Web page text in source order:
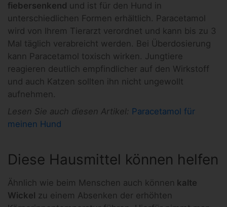
fiebersenkend und ist für den Hund in
unterschiedlichen Formen erhältlich. Paracetamol
wird von Ihrem Tierarzt verordnet und kann bis zu 3
Mal täglich verabreicht werden. Bei Überdosierung
kann Paracetamol toxisch wirken. Jungtiere
reagieren deutlich empfindlicher auf den Wirkstoff
und auch Katzen sollten ihn nicht ungewollt
aufnehmen.
Lesen Sie auch diesen Artikel: Paracetamol für
meinen Hund
Diese Hausmittel können helfen
Ähnlich wie beim Menschen auch können kalte
Wickel zu einem Absenken der erhöhten